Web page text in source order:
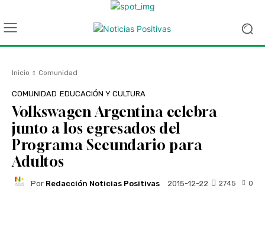
Inicio Comunidad
COMUNIDAD EDUCACIÓN Y CULTURA
Volkswagen Argentina celebra
junto a los egresados del
Programa Secundario para
Adultos
Por Redacción Noticias Positivas 2015-12-22 0
2745